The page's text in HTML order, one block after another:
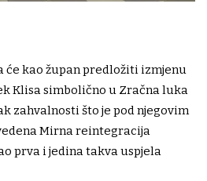
će kao župan predložiti izmjenu
Klisa simbolično u Zračna luka
zahvalnosti što je pod njegovim
Mirna reintegracija
prva i jedina takva uspjela